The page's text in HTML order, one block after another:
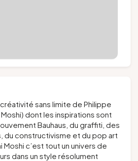
créativité sans limite de Philippe
dont les inspirations sont
Bauhaus, du graffiti, des
du constructivisme et du pop art
Moshi c’est tout un univers de
dans un style résolument